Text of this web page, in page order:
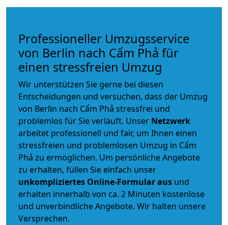
Professioneller Umzugsservice
von Berlin nach Cẩm Phả für
einen stressfreien Umzug
Wir unterstützen Sie gerne bei diesen
Entscheidungen und versuchen, dass der Umzug
von Berlin nach Cẩm Phả stressfrei und
problemlos für Sie verläuft. Unser Netzwerk
arbeitet professionell und fair, um Ihnen einen
stressfreien und problemlosen Umzug in Cẩm
Phả zu ermöglichen. Um persönliche Angebote
zu erhalten, füllen Sie einfach unser
unkompliziertes Online-Formular aus und
erhalten innerhalb von ca. 2 Minuten kostenlose
und unverbindliche Angebote. Wir halten unsere
Versprechen.